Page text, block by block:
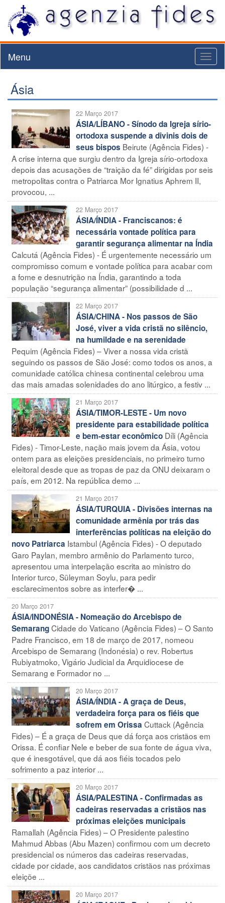
Menu
Ásia
22 Março 2017
ÁSIA/LÍBANO - Sínodo da Igreja sírio-
ortodoxa suspende a divinis dois de
seus bispos Beirute (Agência Fides) -
A crise interna que surgiu dentro da Igreja sírio-ortodoxa
depois das acusações de “traição da fé” dirigidas por seis
metropolitas contra o Patriarca Mor Ignatius Aphrem II,
provocou, ...
22 Março 2017
ÁSIA/ÍNDIA - Franciscanos: é
necessária vontade política para
garantir segurança alimentar na Índia
Calcutá (Agência Fides) - É urgentemente necessário um
compromisso comum e vontade política para acabar com
a fome e desnutrição na Índia, garantindo a toda
população “segurança alimentar” (possibilidade d ...
22 Março 2017
ÁSIA/CHINA - Nos passos de São
José, viver a vida cristã no silêncio,
na humildade e na serenidade
Pequim (Agência Fides) – Viver a nossa vida cristã
seguindo os passos de São José: como todos os anos, a
comunidade católica chinesa continental celebrou uma
das mais amadas solenidades do ano litúrgico, a festiv ...
21 Março 2017
ÁSIA/TIMOR-LESTE - Um novo
presidente para estabilidade política
e bem-estar econômico Díli (Agência
Fides) - Timor-Leste, nação mais jovem da Ásia, votou
ontem para as eleições presidenciais, no primeiro turno
eleitoral desde que as tropas de paz da ONU deixaram o
país, em 2012. Na república demo ...
21 Março 2017
ÁSIA/TURQUIA - Divisões internas na
comunidade armênia por trás das
interferências políticas na eleição do
novo Patriarca Istambul (Agência Fides) - O deputado
Garo Paylan, membro armênio do Parlamento turco,
apresentou uma interpelação escrita ao ministro do
Interior turco, Süleyman Soylu, para pedir
esclarecimentos sobre as interfer� ...
20 Março 2017
ÁSIA/INDONÉSIA - Nomeação do Arcebispo de
SemarangCidade do Vaticano (Agência Fides) – O Santo
Padre Francisco, em 18 de março de 2017, nomeou
Arcebispo de Semarang (Indonésia) o rev. Robertus
Rubiyatmoko, Vigário Judicial da Arquidiocese de
Semarang e Formador no ...
20 Março 2017
ÁSIA/ÍNDIA - A graça de Deus,
verdadeira força para os fiéis que
sofrem em Orissa Cuttack (Agência
Fides) – É a graça de Deus que dá força aos cristãos em
Orissa. É confiar Nele e beber de sua fonte de água viva,
que é inesgotável, que dá aos fiéis tocados pelo
sofrimento a paz interior ...
20 Março 2017
ÁSIA/PALESTINA - Confirmadas as
cadeiras reservadas a cristãos nas
próximas eleições municipais
Ramallah (Agência Fides) – O Presidente palestino
Mahmud Abbas (Abu Mazen) confirmou com um decreto
presidencial os números das cadeiras reservadas,
cidade por cidade, aos candidatos cristãos nas próximas
eleiçõe ...
20 Março 2017